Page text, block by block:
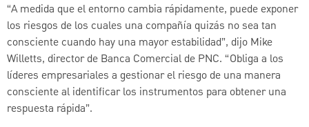
“A medida que el entorno cambia rápidamente, puede exponer
los riesgos de los cuales una compañía quizás no sea tan
consciente cuando hay una mayor estabilidad”, dijo Mike
Willetts, director de Banca Comercial de PNC. “Obliga a los
líderes empresariales a gestionar el riesgo de una manera
consciente al identificar los instrumentos para obtener una
respuesta rápida”.